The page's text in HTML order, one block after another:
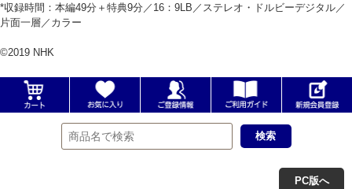
*収録時間：本編49分＋特典9分／16：9LB／ステレオ・ドルビーデジタル／
片面一層／カラー
©2019 NHK
PC版へ